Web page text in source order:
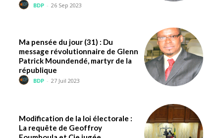
BDP - 26 Sep 2023
Ma pensée du jour (31) : Du
message révolutionnaire de Glenn
Patrick Moundendé, martyr de la
république
BDP - 27 Juil 2023
Modification de la loi électorale :
La requête de Geoffroy